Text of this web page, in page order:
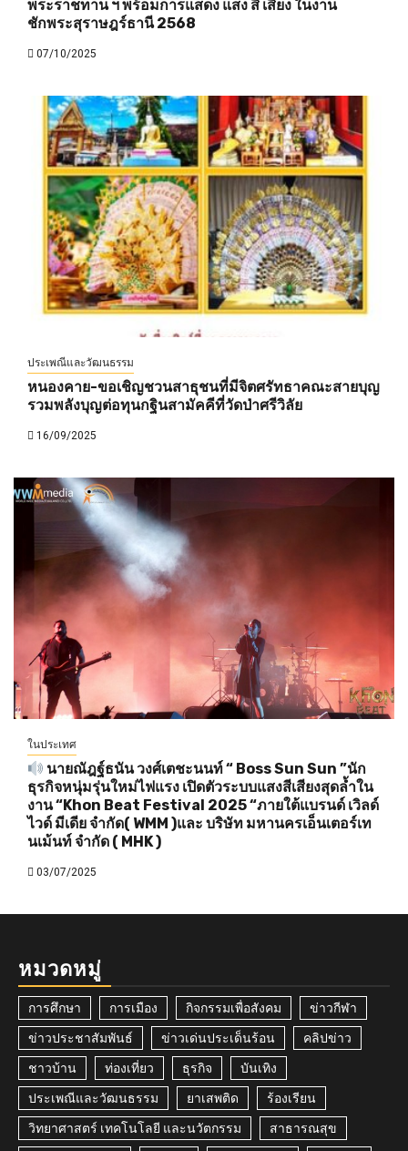
พระราชทาน ฯ พร้อมการแสดง แสง สี เสียง ในงาน
ชักพระสุราษฎร์ธานี 2568
07/10/2025
ประเพณีและวัฒนธรรม
หนองคาย-ขอเชิญชวนสาธุชนที่มีจิตศรัทธาคณะสายบุญ
รวมพลังบุญต่อทุนกฐินสามัคคีที่วัดป่าศรีวิลัย
16/09/2025
ในประเทศ
นายณัฎฐ์ธนัน วงศ์เตชะนนท์ “ Boss Sun Sun ”นัก
ธุรกิจหนุ่มรุ่นใหม่ไฟแรง เปิดตัวระบบแสงสีเสียงสุดล้ำใน
งาน “Khon Beat Festival 2025 “ภายใต้แบรนด์ เวิลด์
ไวด์ มีเดีย จำกัด( WMM )และ บริษัท มหานครเอ็นเตอร์เท
นเม้นท์ จำกัด ( MHK )
03/07/2025
หมวดหมู่
การศึกษา การเมือง กิจกรรมเพื่อสังคม ข่าวกีฬา
ข่าวประชาสัมพันธ์ ข่าวเด่นประเด็นร้อน คลิปข่าว
ชาวบ้าน ท่องเที่ยว ธุรกิจ บันเทิง
ประเพณีและวัฒนธรรม ยาเสพติด ร้องเรียน
วิทยาศาสตร์ เทคโนโลยี และนวัตกรรม สาธารณสุข